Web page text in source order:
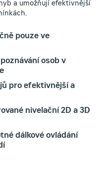
a umožňují efektivnější
pouze ve
osob v
pro efektivnější a
nivelační 2D a 3D
dálkové ovládání